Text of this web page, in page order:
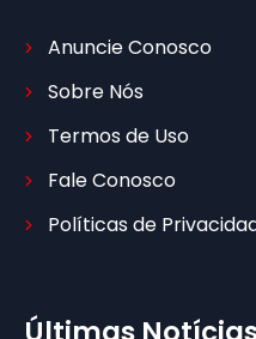
Anuncie Conosco
Sobre Nós
Termos de Uso
Fale Conosco
Políticas de